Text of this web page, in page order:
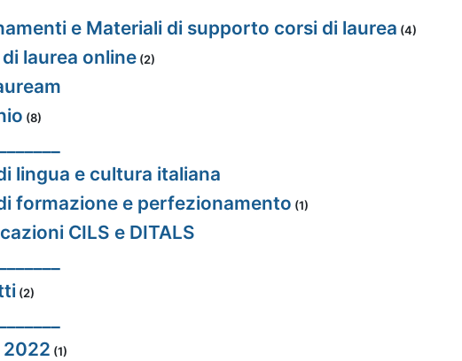
e Materiali di supporto corsi di laurea (4)
laurea online(2)
(8)
lingua e cultura italiana
formazione e perfezionamento (1)
CILS e DITALS
(2)
(1)